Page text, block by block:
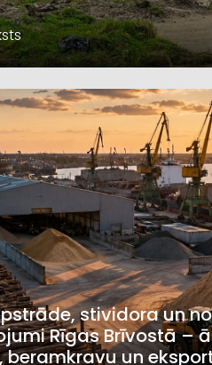
stividora un
Rīgas Brīvostā –
beramkravu un